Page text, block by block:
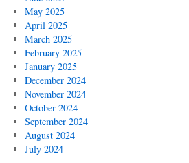
May 2025
April 2025
March 2025
February 2025
January 2025
December 2024
November 2024
October 2024
September 2024
August 2024
July 2024